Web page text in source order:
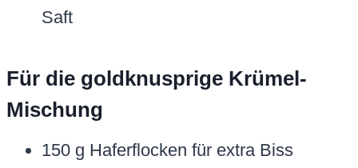
Saft
Für die goldknusprige Krümel-
Mischung
150 g Haferflocken für extra Biss